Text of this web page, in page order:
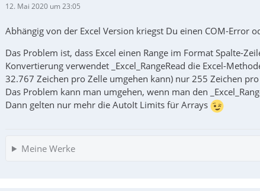
12. Mai 2020 um 23:05
Abhängig von der Excel Version kriegst Du einen COM-Error
Das Problem ist, dass Excel einen Range im Format Spalte-
Konvertierung verwendet _Excel_RangeRead die Excel-
32.767 Zeichen pro Zelle umgehen kann) nur 255 Zeichen
Das Problem kann man umgehen, wenn man den
Dann gelten nur mehr die AutoIt Limits für Arrays
Meine Werke